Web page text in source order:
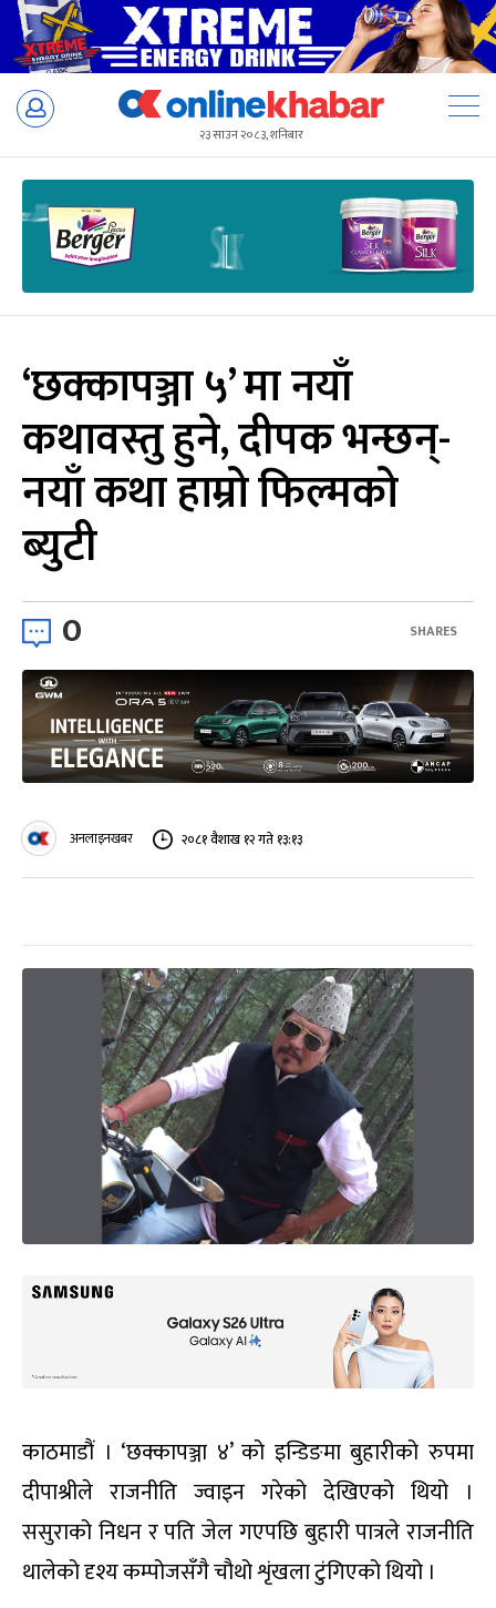
Skip
२३ साउन २०८३, शनिबार
‘छक्कापञ्जा ५’ मा नयाँ
कथावस्तु हुने, दीपक भन्छन्-
नयाँ कथा हाम्रो फिल्मको
ब्युटी
0 SHARES
अनलाइनखबर २०८१ वैशाख १२ गते १३:१३
काठमाडौं । ‘छक्कापञ्जा ४’ को इन्डिङमा बुहारीको रुपमा
दीपाश्रीले राजनीति ज्वाइन गरेको देखिएको थियो ।
ससुराको निधन र पति जेल गएपछि बुहारी पात्रले राजनीति
थालेको दृश्य कम्पोजसँगै चौथो शृंखला टुंगिएको थियो ।